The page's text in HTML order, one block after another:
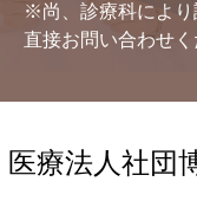
※尚、診療科により
直接お問い合わせく
医療法人社団